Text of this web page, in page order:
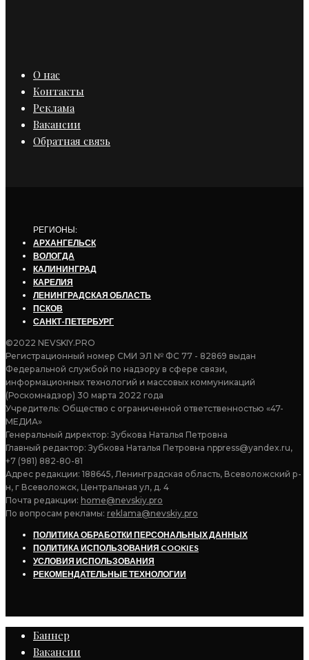
О нас
Контакты
Реклама
Вакансии
Обратная связь
РЕГИОНЫ:
АРХАНГЕЛЬСК
ВОЛОГДА
КАЛИНИНГРАД
КАРЕЛИЯ
ЛЕНИНГРАДСКАЯ ОБЛАСТЬ
ПСКОВ
САНКТ-ПЕТЕРБУРГ
©2022 NEVSKIY.PRO
Регистрационный номер СМИ ЭЛ № ФС 77 - 82869 выдан
Федеральной службой по надзору в сфере связи,
информационных технологий и массовых коммуникаций
(Роскомнадзор) 30 марта 2022 года
Учредитель: Общество с ограниченной ответственностью «47-
МЕДИА»
Генеральный директор: Зубкова Наталья Петровна
Главный редактор: Зубкова Наталья Петровна nppress@yandex.ru,
+7 (981) 882-80-81
Адрес редакции: 188645, Ленинградская область, Всеволожский р-
н, г Всеволожск, Центральная ул, д. 4
Почта редакции: home@nevskiy.pro
По вопросам рекламы: reklama@nevskiy.pro
ПОЛИТИКА ОБРАБОТКИ ПЕРСОНАЛЬНЫХ ДАННЫХ
ПОЛИТИКА ИСПОЛЬЗОВАНИЯ COOKIES
УСЛОВИЯ ИСПОЛЬЗОВАНИЯ
РЕКОМЕНДАТЕЛЬНЫЕ ТЕХНОЛОГИИ
Баннер
Вакансии